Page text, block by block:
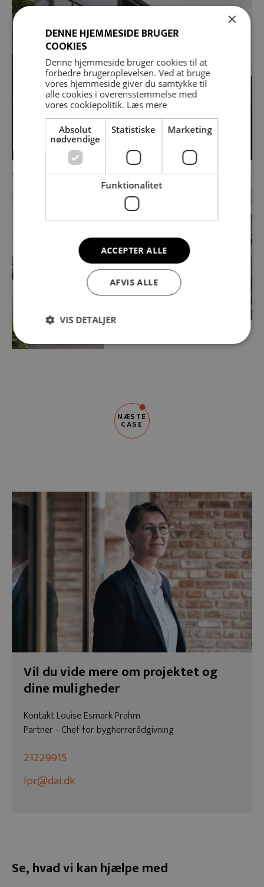
NÆSTE
CASE
Vil du vide mere om projektet og
dine muligheder
Kontakt Louise Esmark Prahm
Partner - Chef for bygherrerådgivning
21229915
lpr@dai.dk
Se, hvad vi kan hjælpe med
×
DENNE HJEMMESIDE BRUGER
COOKIES
Denne hjemmeside bruger cookies til at
forbedre brugeroplevelsen. Ved at bruge
vores hjemmeside giver du samtykke til
alle cookies i overensstemmelse med
vores cookiepolitik. Læs mere
Absolut
nødvendige
Statistiske Marketing
Funktionalitet
ACCEPTER ALLE
AFVIS ALLE
VIS DETALJER